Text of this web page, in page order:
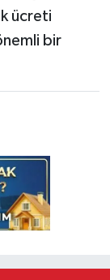
ücreti
bir